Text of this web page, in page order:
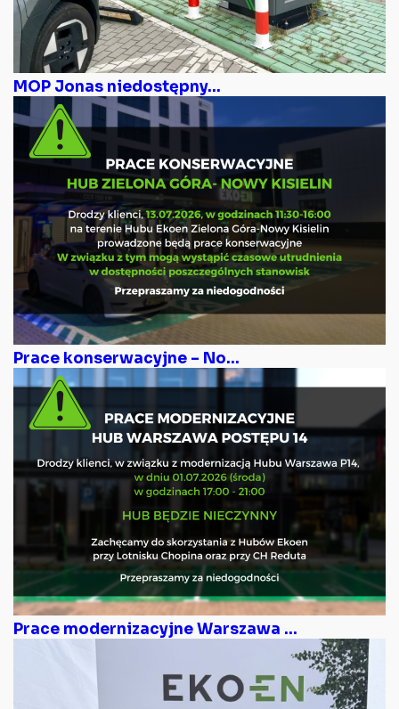
MOP Jonas niedostępny...
Prace konserwacyjne – No...
Prace modernizacyjne Warszawa ...